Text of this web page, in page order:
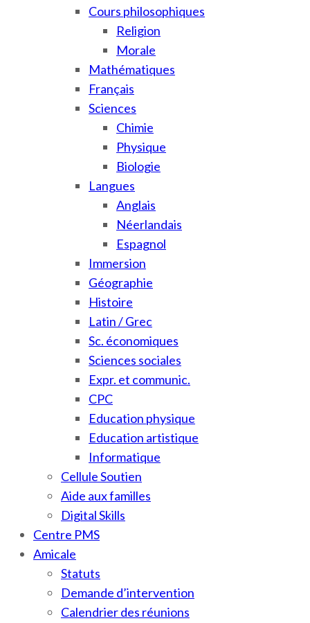
Cours philosophiques
Religion
Morale
Mathématiques
Français
Sciences
Chimie
Physique
Biologie
Langues
Anglais
Néerlandais
Espagnol
Immersion
Géographie
Histoire
Latin / Grec
Sc. économiques
Sciences sociales
Expr. et communic.
CPC
Education physique
Education artistique
Informatique
Cellule Soutien
Aide aux familles
Digital Skills
Centre PMS
Amicale
Statuts
Demande d’intervention
Calendrier des réunions